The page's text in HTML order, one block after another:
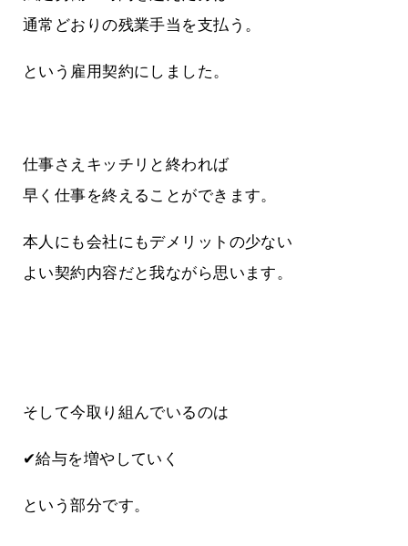
通常どおりの残業手当を支払う。
という雇用契約にしました。
仕事さえキッチリと終われば
早く仕事を終えることができます。
本人にも会社にもデメリットの少ない
よい契約内容だと我ながら思います。
そして今取り組んでいるのは
✔給与を増やしていく
という部分です。